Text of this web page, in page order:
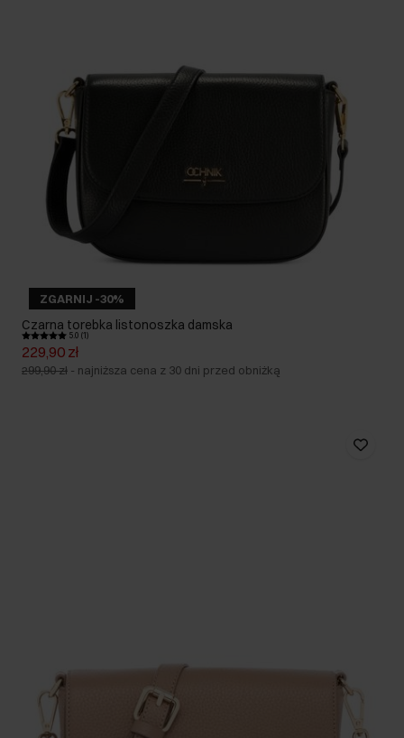
ZGARNIJ -30%
Czarna torebka listonoszka damska
5.0 (1)
229,90 zł
299,90 zł - najniższa cena z 30 dni przed obniżką